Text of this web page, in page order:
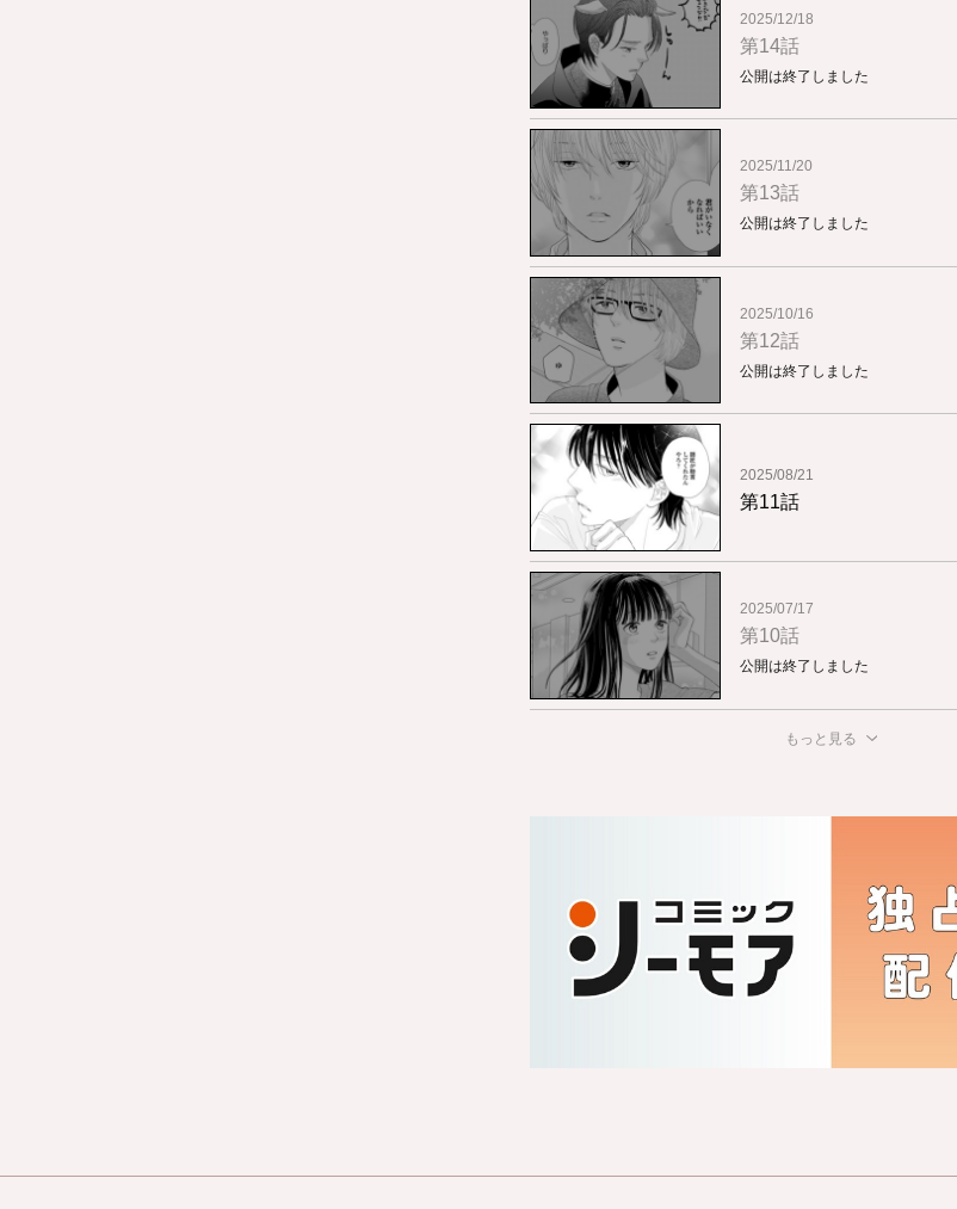
2025/12/18
第14話
公開は終了しました
2025/11/20
第13話
公開は終了しました
2025/10/16
第12話
公開は終了しました
2025/08/21
第11話
2025/07/17
第10話
公開は終了しました
もっと見る